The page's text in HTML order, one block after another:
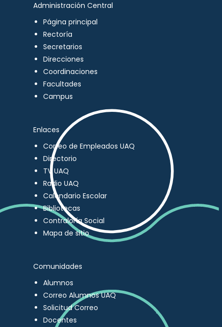
Administración Central
Página principal
Rectoría
Secretarios
Direcciones
Coordinaciones
Facultades
Campus
Enlaces
Correo de Empleados UAQ
Directorio
TV UAQ
Radio UAQ
Calendario Escolar
Bibliotecas
Contraloría Social
Mapa de sitio
Comunidades
Alumnos
Correo Alumnos UAQ
Solicitud Correo
Docentes